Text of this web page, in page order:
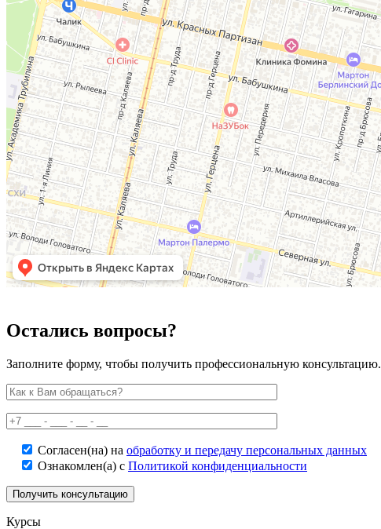
Остались вопросы?
Заполните форму, чтобы получить профессиональную консультацию.
Согласен(на) на обработку и передачу персональных данных
Ознакомлен(а) с Политикой конфиденциальности
Курсы